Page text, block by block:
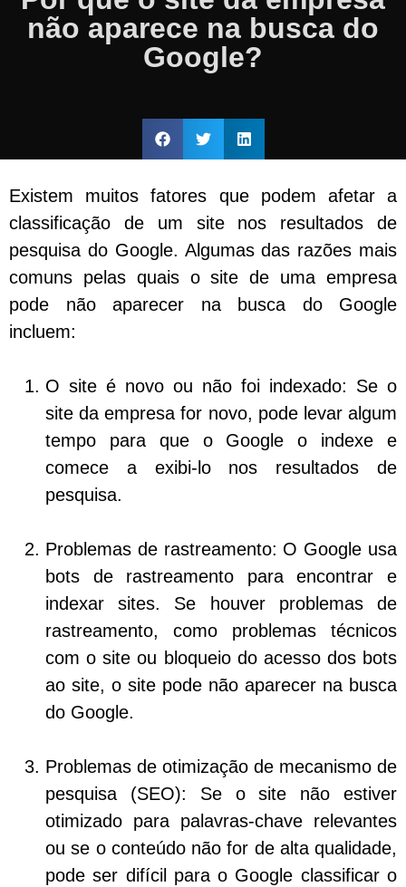
não aparece na busca do
Google?
Existem muitos fatores que podem afetar a
classificação de um site nos resultados de
pesquisa do Google. Algumas das razões mais
comuns pelas quais o site de uma empresa
pode não aparecer na busca do Google
incluem:
O site é novo ou não foi indexado: Se o
site da empresa for novo, pode levar algum
tempo para que o Google o indexe e
comece a exibi-lo nos resultados de
pesquisa.
Problemas de rastreamento: O Google usa
bots de rastreamento para encontrar e
indexar sites. Se houver problemas de
rastreamento, como problemas técnicos
com o site ou bloqueio do acesso dos bots
ao site, o site pode não aparecer na busca
do Google.
Problemas de otimização de mecanismo de
pesquisa (SEO): Se o site não estiver
otimizado para palavras-chave relevantes
ou se o conteúdo não for de alta qualidade,
pode ser difícil para o Google classificar o